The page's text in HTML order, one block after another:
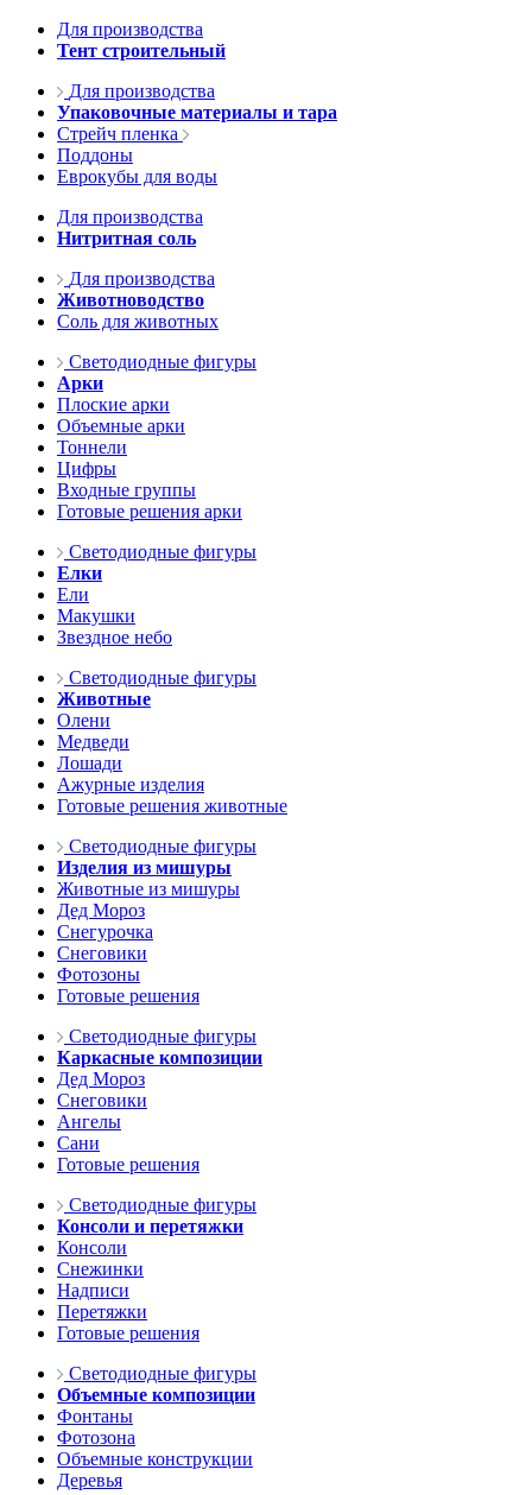
Для производства
Тент строительный
Для производства
Упаковочные материалы и тара
Стрейч пленка
Поддоны
Еврокубы для воды
Для производства
Нитритная соль
Для производства
Животноводство
Соль для животных
Светодиодные фигуры
Арки
Плоские арки
Объемные арки
Тоннели
Цифры
Входные группы
Готовые решения арки
Светодиодные фигуры
Елки
Ели
Макушки
Звездное небо
Светодиодные фигуры
Животные
Олени
Медведи
Лошади
Ажурные изделия
Готовые решения животные
Светодиодные фигуры
Изделия из мишуры
Животные из мишуры
Дед Мороз
Снегурочка
Снеговики
Фотозоны
Готовые решения
Светодиодные фигуры
Каркасные композиции
Дед Мороз
Снеговики
Ангелы
Сани
Готовые решения
Светодиодные фигуры
Консоли и перетяжки
Консоли
Снежинки
Надписи
Перетяжки
Готовые решения
Светодиодные фигуры
Объемные композиции
Фонтаны
Фотозона
Объемные конструкции
Деревья